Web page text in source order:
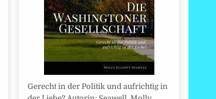
Gerecht in der Politik und aufrichtig in